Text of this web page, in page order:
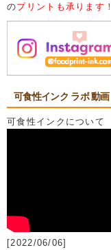
のプリントも承ります！
可食性インク ラボ 動画
可食性インクについて
[2022/06/06]